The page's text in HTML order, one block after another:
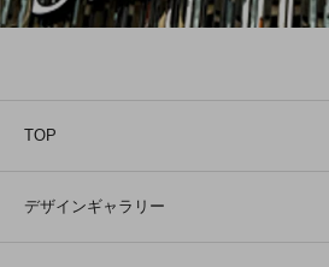
TOP
デザインギャラリー